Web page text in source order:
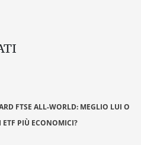
FTSE ALL-WORLD: MEGLIO LUI O
ETF PIÙ ECONOMICI?